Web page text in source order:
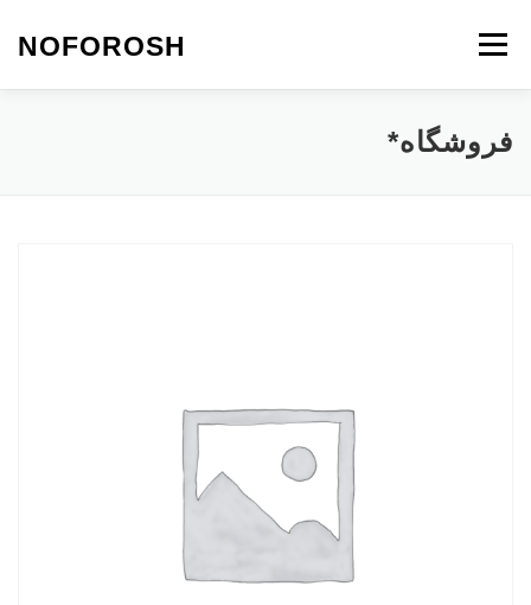
محتوا
NOFOROSH فهرست
فروشگاه*